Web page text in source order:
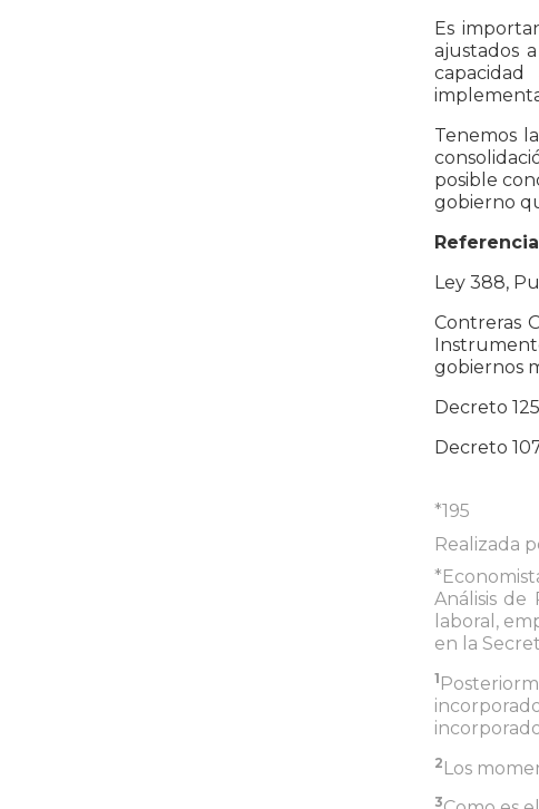
Es
ajustados
Tenemos
posible
gobierno
Ley 388,
Contreras
gobiernos
Decreto
Decreto
*195
Realizada
Análisis de
laboral,
en la
1
2 Los
3